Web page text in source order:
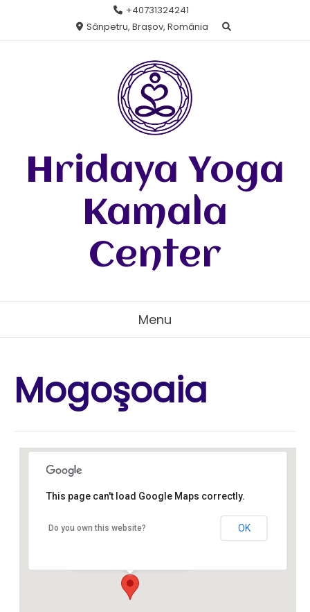
+40731324241
Sânpetru, Brașov, România
Hridaya Yoga
Kamala
Center
Menu
Mogoşoaia
This page can't load Google Maps correctly.
Do you own this website? OK